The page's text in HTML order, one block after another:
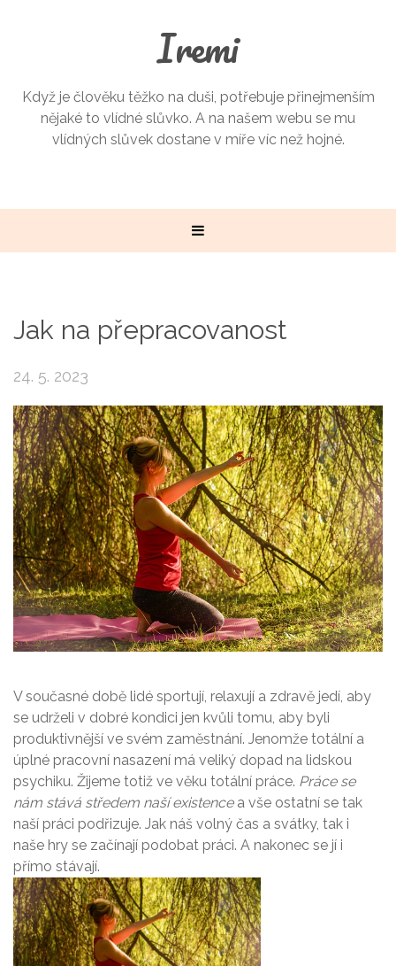
Iremi
Když je člověku těžko na duši, potřebuje přinejmenším
nějaké to vlídné slůvko. A na našem webu se mu
vlídných slůvek dostane v míře víc než hojné.
Jak na přepracovanost
24. 5. 2023
V současné době lidé sportují, relaxují a zdravě jedí, aby
se udrželi v dobré kondici jen kvůli tomu, aby byli
produktivnější ve svém zaměstnání. Jenomže totální a
úplné pracovní nasazení má veliký dopad na lidskou
psychiku. Žijeme totiž ve věku totální práce. Práce se
nám stává středem naší existencea vše ostatní se tak
naší práci podřizuje. Jak náš volný čas a svátky, tak i
naše hry se začínají podobat práci. A nakonec se jí i
přímo stávají.